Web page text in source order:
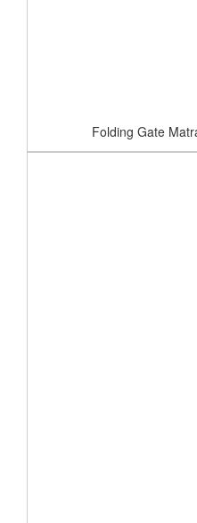
Folding Gate